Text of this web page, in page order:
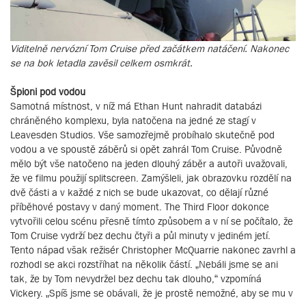
Viditelně nervózní Tom Cruise před začátkem natáčení. Nakonec
se na bok letadla zavěsil celkem osmkrát.
Špioni pod vodou
Samotná místnost, v níž má Ethan Hunt nahradit databázi
chráněného komplexu, byla natočena na jedné ze stagí v
Leavesden Studios. Vše samozřejmě probíhalo skutečně pod
vodou a ve spoustě záběrů si opět zahrál Tom Cruise. Původně
mělo být vše natočeno na jeden dlouhý záběr a autoři uvažovali,
že ve filmu použijí splitscreen. Zamýšleli, jak obrazovku rozdělí na
dvě části a v každé z nich se bude ukazovat, co dělají různé
příběhové postavy v daný moment. The Third Floor dokonce
vytvořili celou scénu přesně tímto způsobem a v ní se počítalo, že
Tom Cruise vydrží bez dechu čtyři a půl minuty v jediném jetí.
Tento nápad však režisér Christopher McQuarrie nakonec zavrhl a
rozhodl se akci rozstříhat na několik částí. „Nebáli jsme se ani
tak, že by Tom nevydržel bez dechu tak dlouho,“ vzpomíná
Vickery. „Spíš jsme se obávali, že je prostě nemožné, aby se mu v